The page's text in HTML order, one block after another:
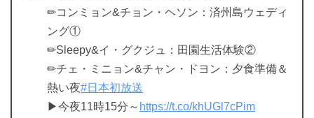
✏コンミョン&チョン・ヘソン：済州島ウェディ
ング①
✏Sleepy&イ・グクジュ：田園生活体験②
✏チェ・ミニョン&チャン・ドヨン：夕食準備＆
熱い夜#日本初放送
▶今夜11時15分～ https://t.co/khUGl7cPim